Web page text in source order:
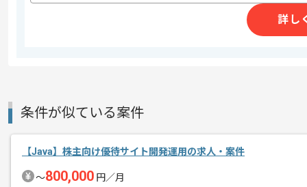
エージェントからのコ
メント
Javaを用いたWeb開発経験が活かせる
詳し
条件が似ている案件
【Java】株主向け優待サイト開発運用の求人・案件
〜800,000 円／月